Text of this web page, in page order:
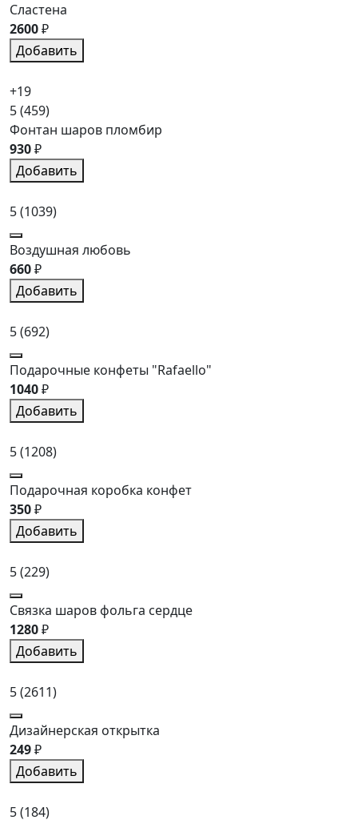
Сластена
2600₽
Добавить
+19
5(459)
Фонтан шаров пломбир
930₽
Добавить
5(1039)
Воздушная любовь
660₽
Добавить
5(692)
Подарочные конфеты "Rafaello"
1040₽
Добавить
5(1208)
Подарочная коробка конфет
350₽
Добавить
5(229)
Связка шаров фольга сердце
1280₽
Добавить
5(2611)
Дизайнерская открытка
249₽
Добавить
5(184)